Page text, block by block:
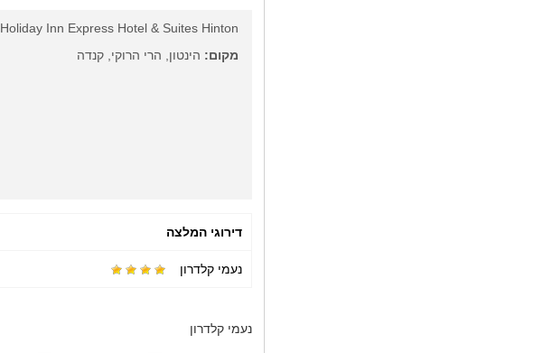
Holiday Inn Express Hotel & Suites Hinton
מקום: הינטון, הרי הרוקי, קנדה
דירוגי המלצה
נעמי קלדרון
נעמי קלדרון